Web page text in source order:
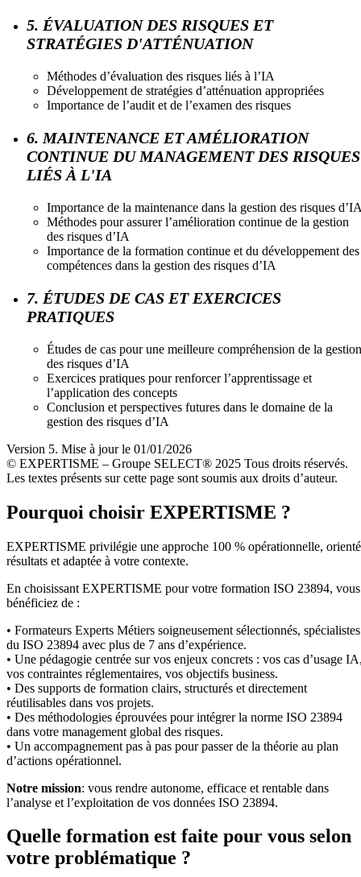
5. ÉVALUATION DES RISQUES ET
STRATÉGIES D'ATTÉNUATION
Méthodes d’évaluation des risques liés à l’IA
Développement de stratégies d’atténuation appropriées
Importance de l’audit et de l’examen des risques
6. MAINTENANCE ET AMÉLIORATION
CONTINUE DU MANAGEMENT DES RISQUES
LIÉS À L'IA
Importance de la maintenance dans la gestion des risques
Méthodes pour assurer l’amélioration continue de la gestion
des risques d’IA
Importance de la formation continue et du développement des
compétences dans la gestion des risques d’IA
7. ÉTUDES DE CAS ET EXERCICES
PRATIQUES
Études de cas pour une meilleure compréhension de la gestion
des risques d’IA
Exercices pratiques pour renforcer l’apprentissage et
l’application des concepts
Conclusion et perspectives futures dans le domaine de la
gestion des risques d’IA
Version 5. Mise à jour le 01/01/2026
© EXPERTISME – Groupe SELECT® 2025 Tous droits réservés.
Les textes présents sur cette page sont soumis aux droits d’auteur.
Pourquoi choisir EXPERTISME ?
EXPERTISME privilégie une approche 100 % opérationnelle,
résultats et adaptée à votre contexte.
En choisissant EXPERTISME pour votre formation ISO 23894, vous
bénéficiez de :
• Formateurs Experts Métiers soigneusement sélectionnés, spécialistes
du ISO 23894 avec plus de 7 ans d’expérience.
• Une pédagogie centrée sur vos enjeux concrets : vos cas d’usage
vos contraintes réglementaires, vos objectifs business.
• Des supports de formation clairs, structurés et directement
réutilisables dans vos projets.
• Des méthodologies éprouvées pour intégrer la norme ISO 23894
dans votre management global des risques.
• Un accompagnement pas à pas pour passer de la théorie au plan
d’actions opérationnel.
Notre mission: vous rendre autonome, efficace et rentable dans
l’analyse et l’exploitation de vos données ISO 23894.
Quelle formation est faite pour vous selon
votre problématique ?